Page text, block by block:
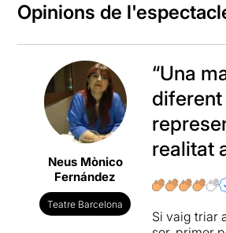
Opinions de
Neus Mònico
Fernández
Teatre Barcelona
“Una
diferent
realitat
Si vaig triar